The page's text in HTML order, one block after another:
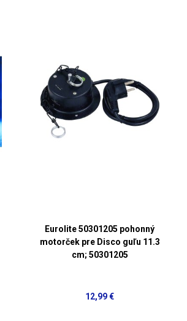
Eurolite 50301205 pohonný
motorček pre Disco guľu 11.3
cm; 50301205
12,99 €